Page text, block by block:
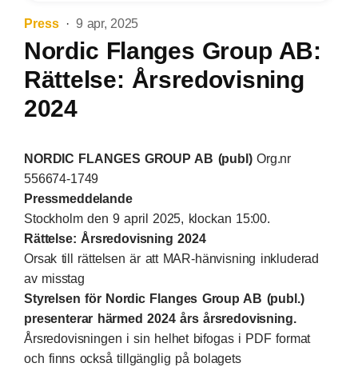
Press 9 apr, 2025
Nordic Flanges Group AB:
Rättelse: Årsredovisning
2024
NORDIC FLANGES GROUP AB (publ)Org.nr
556674-1749
Pressmeddelande
Stockholm den 9 april 2025, klockan 15:00.
Rättelse: Årsredovisning 2024
Orsak till rättelsen är att MAR-hänvisning inkluderad
av misstag
Styrelsen för Nordic Flanges Group AB (publ.)
presenterar härmed 2024 års årsredovisning.
Årsredovisningen i sin helhet bifogas i PDF format
och finns också tillgänglig på bolagets